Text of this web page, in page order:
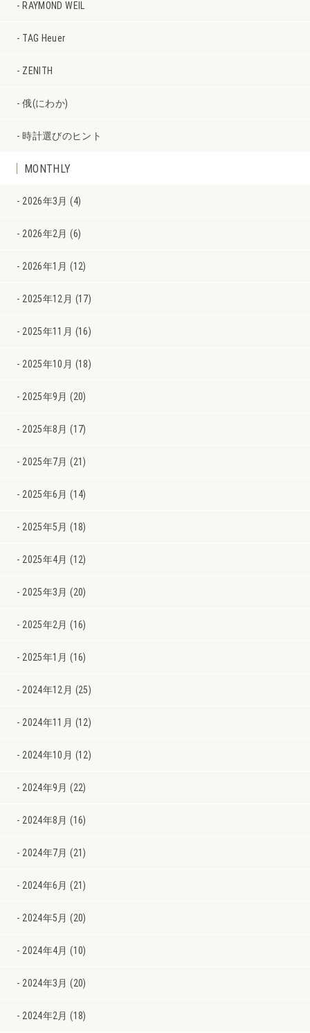
RAYMOND WEIL
TAG Heuer
ZENITH
俄(にわか)
時計選びのヒント
MONTHLY
2026年3月 (4)
2026年2月 (6)
2026年1月 (12)
2025年12月 (17)
2025年11月 (16)
2025年10月 (18)
2025年9月 (20)
2025年8月 (17)
2025年7月 (21)
2025年6月 (14)
2025年5月 (18)
2025年4月 (12)
2025年3月 (20)
2025年2月 (16)
2025年1月 (16)
2024年12月 (25)
2024年11月 (12)
2024年10月 (12)
2024年9月 (22)
2024年8月 (16)
2024年7月 (21)
2024年6月 (21)
2024年5月 (20)
2024年4月 (10)
2024年3月 (20)
2024年2月 (18)